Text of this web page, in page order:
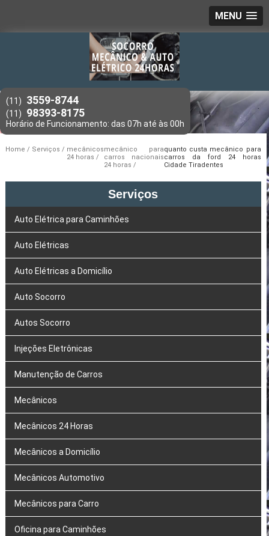
MENU
(11) 3559-8744
(11) 98393-8175
Home Serviços
mecânicos
24 horas
mecânico para
carros nacionais
24 horas
quanto custa mecânico para
carros da ford 24 horas
Cidade Tiradentes
Serviços
Auto Elétrica para Caminhões
Auto Elétricas
Auto Elétricas a Domicílio
Auto Socorro
Autos Socorro
Injeções Eletrônicas
Manutenção de Carros
Mecânicos
Mecânicos 24 Horas
Mecânicos a Domicílio
Mecânicos Automotivo
Mecânicos para Carro
Oficina para Caminhões